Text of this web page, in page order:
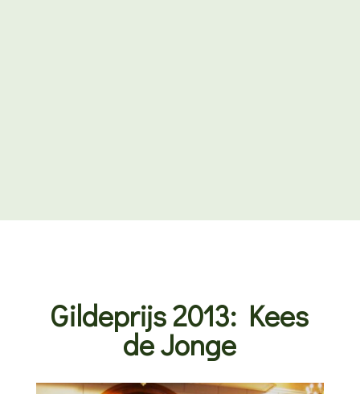
Gildeprijs 2013: Kees
de Jonge